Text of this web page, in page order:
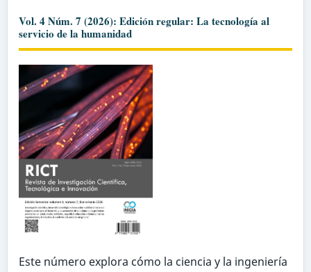
Vol. 4 Núm. 7 (2026): Edición regular: La tecnología al
servicio de la humanidad
Este número explora cómo la ciencia y la ingeniería